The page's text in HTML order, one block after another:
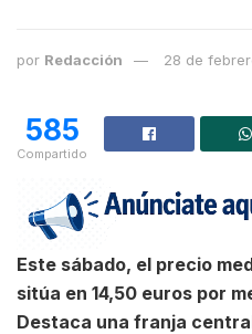
por Redacción 28 de
585
Compartido
Este sábado, el precio
sitúa en 14,50 euros por
Destaca una franja